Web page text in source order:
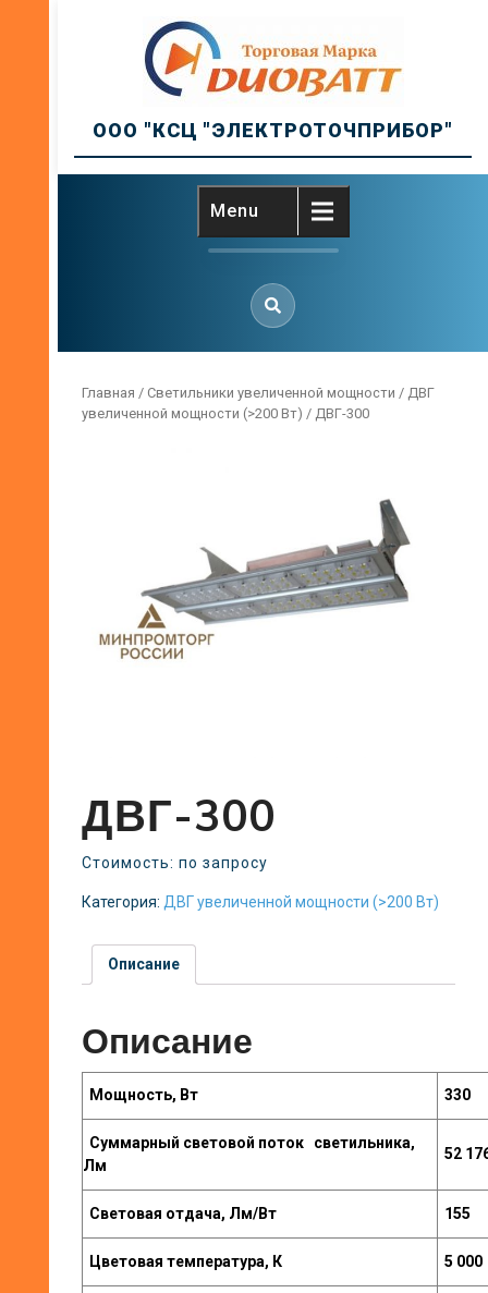
ООО "КСЦ "ЭЛЕКТРОТОЧПРИБОР"
Menu
Главная / Светильники увеличенной мощности / ДВГ
увеличенной мощности (>200 Вт) / ДВГ-300
ДВГ-300
Стоимость: по запросу
Категория: ДВГ увеличенной мощности (>200 Вт)
Описание
Описание
Мощность, Вт 330
Суммарный световой поток светильника,
Лм
52
Световая отдача, Лм/Вт 155
Цветовая температура, К 5 000